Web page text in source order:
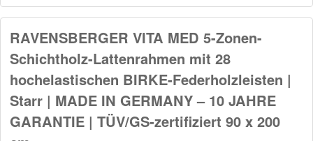
RAVENSBERGER VITA MED 5-Zonen-
Schichtholz-Lattenrahmen mit 28
hochelastischen BIRKE-Federholzleisten |
Starr | MADE IN GERMANY – 10 JAHRE
GARANTIE | TÜV/GS-zertifiziert 90 x 200